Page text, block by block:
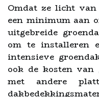
Omdat ze licht
een minimum aan
uitgebreide
om te installeren
intensieve
ook de kosten van
met andere